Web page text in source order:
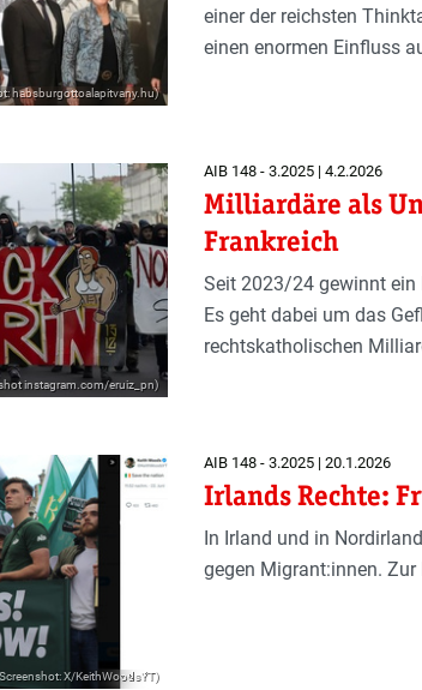
habsburgottoalapitvany.hu)
einer der reichsten
einen enormen Einfluss
instagram.com/eruiz_pn)
AIB 148 - 3.2025 | 4.2.2026
Milliardäre als
Frankreich
Seit 2023/24 gewinnt
Es geht dabei um das
rechtskatholischen
X/KeithWoodsYT)
AIB 148 - 3.2025 | 20.1.2026
Irlands Rechte:
In Irland und in
gegen Migrant:innen.